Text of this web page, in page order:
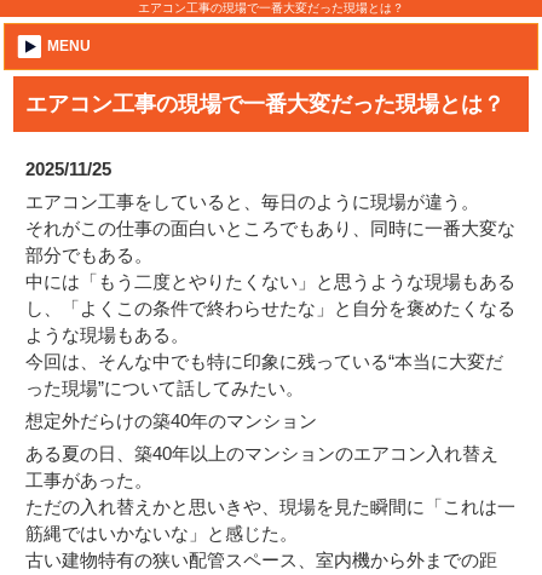
エアコン工事の現場で一番大変だった現場とは？
MENU
エアコン工事の現場で一番大変だった現場とは？
2025/11/25
エアコン工事をしていると、毎日のように現場が違う。
それがこの仕事の面白いところでもあり、同時に一番大変な
部分でもある。
中には「もう二度とやりたくない」と思うような現場もある
し、「よくこの条件で終わらせたな」と自分を褒めたくなる
ような現場もある。
今回は、そんな中でも特に印象に残っている“本当に大変だ
った現場”について話してみたい。
想定外だらけの築40年のマンション
ある夏の日、築40年以上のマンションのエアコン入れ替え
工事があった。
ただの入れ替えかと思いきや、現場を見た瞬間に「これは一
筋縄ではいかないな」と感じた。
古い建物特有の狭い配管スペース、室内機から外までの距